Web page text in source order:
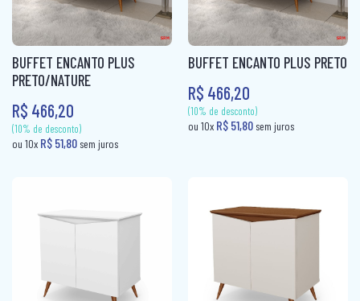
BUFFET ENCANTO PLUS
PRETO/NATURE
R$ 466,20
BUFFET ENCANTO PLUS PRETO
R$ 466,20